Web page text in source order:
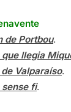
de Portbou.
que llegia
Valparaíso.
sense fi.